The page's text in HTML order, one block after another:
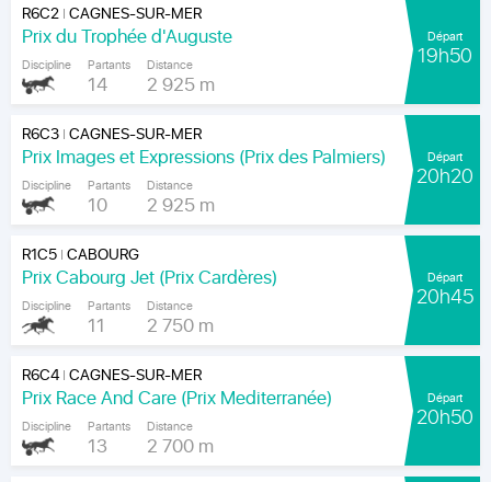
R6C2|CAGNES-SUR-MER
Prix du Trophée d'Auguste
Discipline Partants
14
Distance
2 925 m
Départ
19h50
R6C3|CAGNES-SUR-MER
Prix Images et Expressions (Prix des Palmiers)
Discipline Partants
10
Distance
2 925 m
Départ
20h20
R1C5|CABOURG
Prix Cabourg Jet (Prix Cardères)
Discipline Partants
11
Distance
2 750 m
Départ
20h45
R6C4|CAGNES-SUR-MER
Prix Race And Care (Prix Mediterranée)
Discipline Partants
13
Distance
2 700 m
Départ
20h50